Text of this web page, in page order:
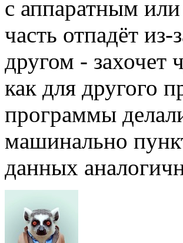
с аппаратным
часть отпадёт
другом - захочет
как для другого
программы
машинально
данных